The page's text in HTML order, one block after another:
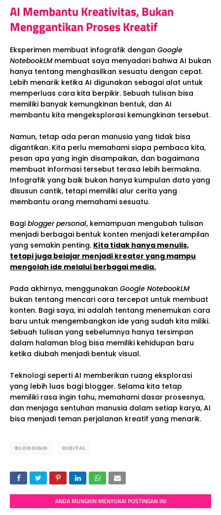
AI Membantu Kreativitas, Bukan
Menggantikan Proses Kreatif
Eksperimen membuat infografik dengan Google
NotebookLM membuat saya menyadari bahwa AI bukan
hanya tentang menghasilkan sesuatu dengan cepat.
Lebih menarik ketika AI digunakan sebagai alat untuk
memperluas cara kita berpikir. Sebuah tulisan bisa
memiliki banyak kemungkinan bentuk, dan AI
membantu kita mengeksplorasi kemungkinan tersebut.
Namun, tetap ada peran manusia yang tidak bisa
digantikan. Kita perlu memahami siapa pembaca kita,
pesan apa yang ingin disampaikan, dan bagaimana
membuat informasi tersebut terasa lebih bermakna.
Infografik yang baik bukan hanya kumpulan data yang
disusun cantik, tetapi memiliki alur cerita yang
membantu orang memahami sesuatu.
Bagi blogger personal, kemampuan mengubah tulisan
menjadi berbagai bentuk konten menjadi keterampilan
yang semakin penting. Kita tidak hanya menulis,
tetapi juga belajar menjadi kreator yang mampu
mengolah ide melalui berbagai media.
Pada akhirnya, menggunakan Google NotebookLM
bukan tentang mencari cara tercepat untuk membuat
konten. Bagi saya, ini adalah tentang menemukan cara
baru untuk mengembangkan ide yang sudah kita miliki.
Sebuah tulisan yang sebelumnya hanya tersimpan
dalam halaman blog bisa memiliki kehidupan baru
ketika diubah menjadi bentuk visual.
Teknologi seperti AI memberikan ruang eksplorasi
yang lebih luas bagi blogger. Selama kita tetap
memiliki rasa ingin tahu, memahami dasar prosesnya,
dan menjaga sentuhan manusia dalam setiap karya, AI
bisa menjadi teman perjalanan kreatif yang menarik.
BLOGGING DIGITAL
ANDA MUNGKIN MENYUKAI POSTINGAN INI